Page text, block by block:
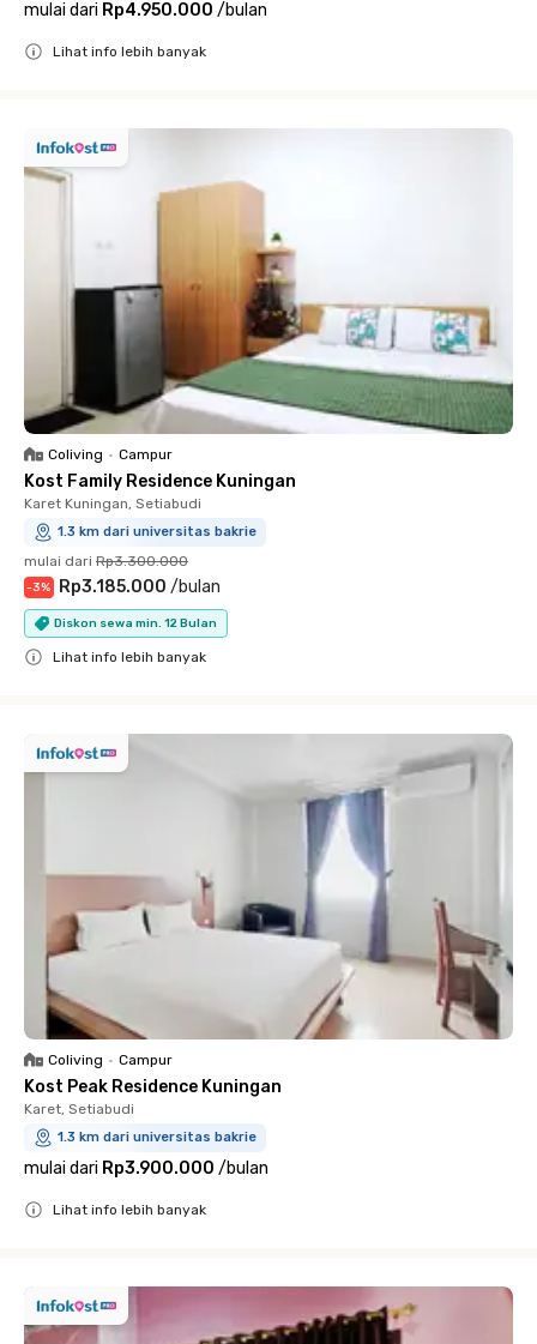
mulai dari Rp4.950.000 /bulan
Lihat info lebih banyak
Coliving • Campur
Kost Family Residence Kuningan
Karet Kuningan, Setiabudi
1.3 km dari universitas bakrie
mulai dari Rp3.300.000
-3% Rp3.185.000 /bulan
Diskon sewa min. 12 Bulan
Lihat info lebih banyak
Coliving • Campur
Kost Peak Residence Kuningan
Karet, Setiabudi
1.3 km dari universitas bakrie
mulai dari Rp3.900.000 /bulan
Lihat info lebih banyak